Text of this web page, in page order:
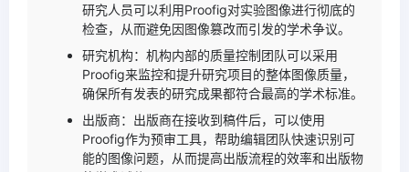
研究人员可以利用Proofig对实验图像进行彻底的
检查，从而避免因图像篡改而引发的学术争议。
研究机构：机构内部的质量控制团队可以采用
Proofig来监控和提升研究项目的整体图像质量，
确保所有发表的研究成果都符合最高的学术标准。
出版商：出版商在接收到稿件后，可以使用
Proofig作为预审工具，帮助编辑团队快速识别可
能的图像问题，从而提高出版流程的效率和出版物